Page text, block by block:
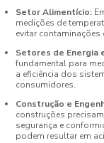
Setor Alimentício:
medições de
evitar
Setores de Energia
fundamental para
a eficiência dos
consumidores.
Construção e
construções
segurança e
podem resultar em